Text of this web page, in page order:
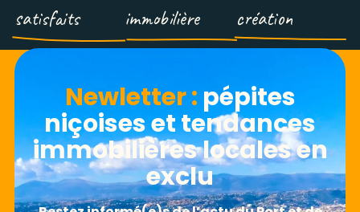
satisfaits
immobilière
création
Newletter​ : pépites
niçoises et tendances
immobilières locales en
exclu